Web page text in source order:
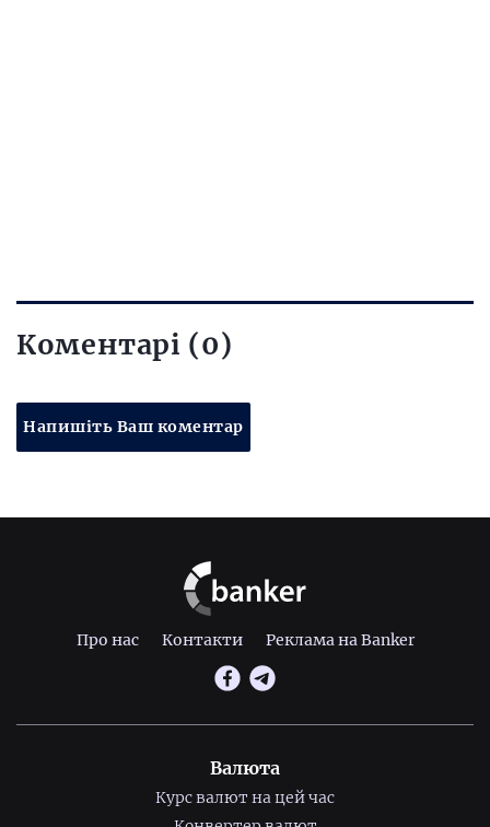
Коментарі (0)
Напишіть Ваш коментар
Про нас Контакти Реклама на Banker
Валюта
Курс валют на цей час